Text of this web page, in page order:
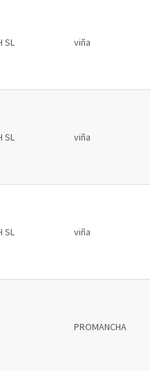
SL viña
SL viña
SL viña
PROMANCHA